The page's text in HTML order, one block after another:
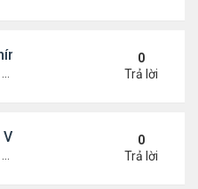
thức đóng cửa
0
Trả lời
tử vong tại nhà riêng
0
Trả lời